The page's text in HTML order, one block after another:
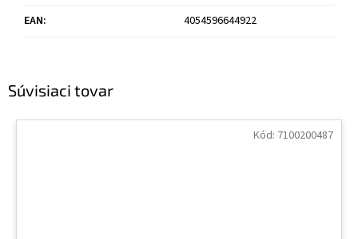
Súvisiaci tovar
Kód: 7100200487
EAN: 4054596644922